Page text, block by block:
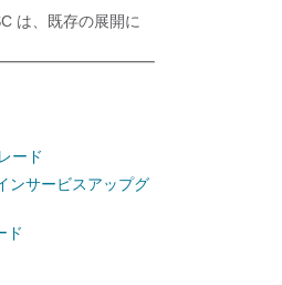
は、既存の展開に
ード
ンサービスアップグ
ド